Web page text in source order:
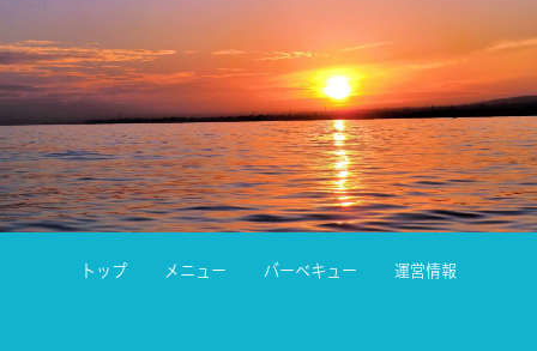
トップ メニュー バーベキュー 運営情報